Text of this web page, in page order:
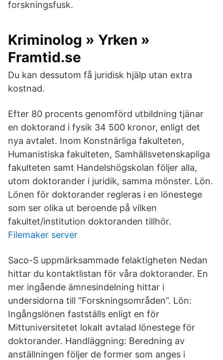
forskningsfusk.
Kriminolog » Yrken »
Framtid.se
Du kan dessutom få juridisk hjälp utan extra
kostnad.
Efter 80 procents genomförd utbildning tjänar
en doktorand i fysik 34 500 kronor, enligt det
nya avtalet. Inom Konstnärliga fakulteten,
Humanistiska fakulteten, Samhällsvetenskapliga
fakulteten samt Handelshögskolan följer alla,
utom doktorander i juridik, samma mönster. Lön.
Lönen för doktorander regleras i en lönestege
som ser olika ut beroende på vilken
fakultet/institution doktoranden tillhör.
Filemaker server
Saco-S uppmärksammade felaktigheten Nedan
hittar du kontaktlistan för våra doktorander. En
mer ingående ämnesindelning hittar i
undersidorna till ”Forskningsområden”. Lön:
Ingångslönen fastställs enligt en för
Mittuniversitetet lokalt avtalad lönestege för
doktorander. Handläggning: Beredning av
anställningen följer de former som anges i